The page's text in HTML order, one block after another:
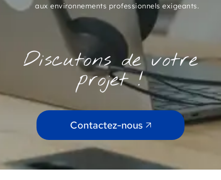
aux environnements professionnels exigeants.
Discutons de votre
projet !
Contactez-nous